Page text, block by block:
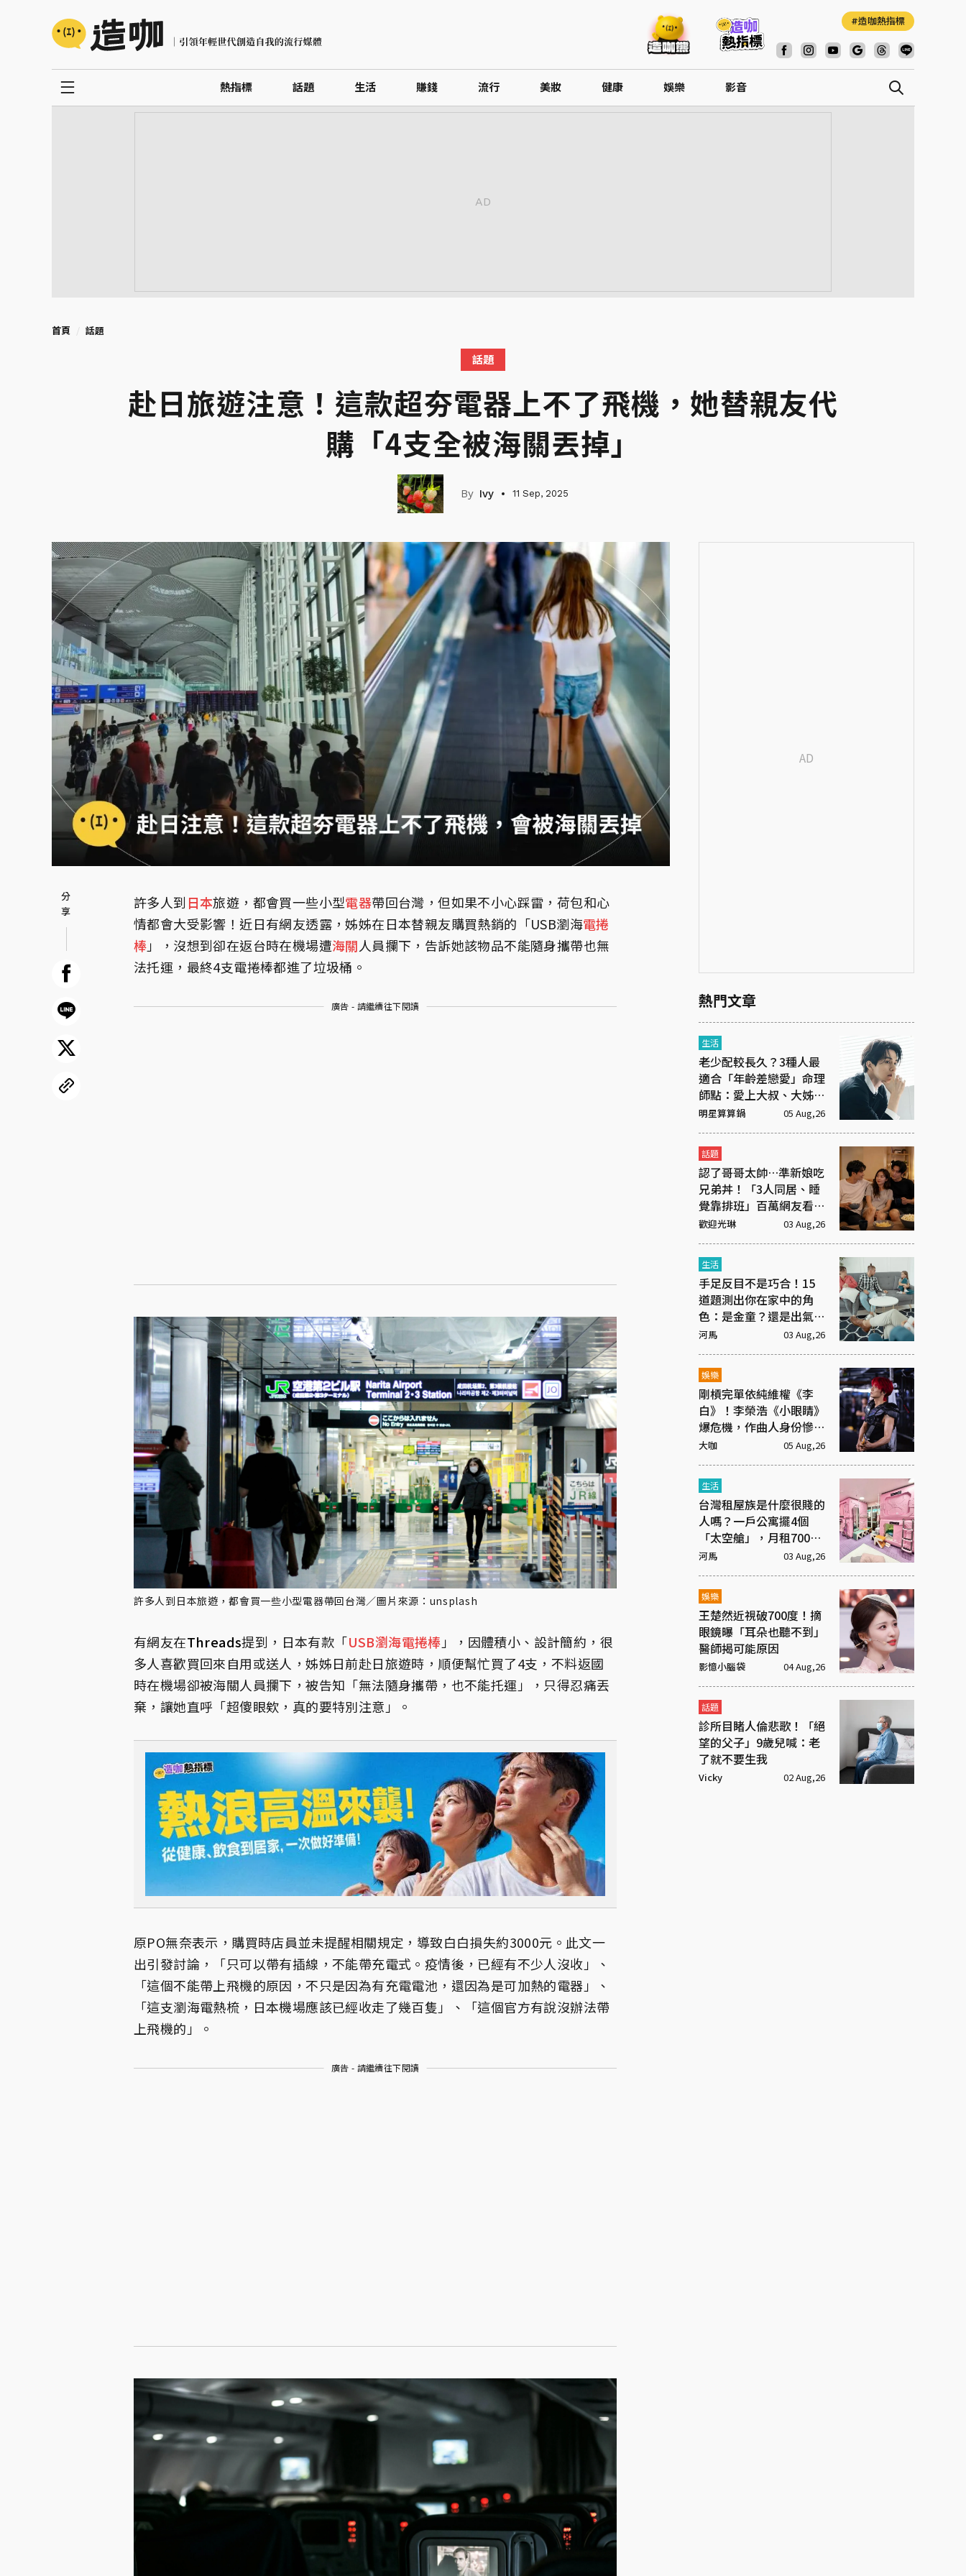
造咖熱指標
熱指標 話題 生活 賺錢 流行 美妝 健康 娛樂 影音
首頁 話題
話題
赴日旅遊注意！這款超夯電器上不了飛機，她替親友代
購「4支全被海關丟掉」
Ivy 11 Sep, 2025
許多人到 日本旅遊，都會買一些小型電器帶回台灣，但如果不小心踩雷，荷包和心
情都會大受影響！近日有網友透露，姊姊在日本替親友購買熱銷的「USB瀏海電捲
棒」，沒想到卻在返台時在機場遭海關人員攔下，告訴她該物品不能隨身攜帶也無
法托運，最終4支電捲棒都進了垃圾桶。
廣告 - 請繼續往下閱讀
許多人到日本旅遊，都會買一些小型電器帶回台灣／圖片來源：unsplash
有網友在Threads提到，日本有款「USB瀏海電捲棒 」，因體積小、設計簡約，很
多人喜歡買回來自用或送人，姊姊日前赴日旅遊時，順便幫忙買了4支，不料返國
時在機場卻被海關人員攔下，被告知「無法隨身攜帶，也不能托運」，只得忍痛丟
棄，讓她直呼「超傻眼欸，真的要特別注意」。
原PO無奈表示，購買時店員並未提醒相關規定，導致白白損失約3000元。此文一
出引發討論，「只可以帶有插線，不能帶充電式。疫情後，已經有不少人沒收」、
「這個不能帶上飛機的原因，不只是因為有充電電池，還因為是可加熱的電器」、
「這支瀏海電熱梳，日本機場應該已經收走了幾百隻」、「這個官方有說沒辦法帶
上飛機的」。
廣告 - 請繼續往下閱讀
熱門文章
生活
老少配較長久？3種人最
適合「年齡差戀愛」命理
師點：愛上大叔、大姊有
原因
明星算算鍋 05 Aug,26
話題
認了哥哥太帥…準新娘吃
兄弟丼！「3人同居、睡
覺靠排班」百萬網友看傻
眼
歡迎光琳 03 Aug,26
生活
手足反目不是巧合！15
道題測出你在家中的角
色：是金童？還是出氣
筒？
河馬 03 Aug,26
娛樂
剛槓完單依純維權《李
白》！李榮浩《小眼睛》
爆危機，作曲人身份慘遭
抹去
大咖 05 Aug,26
生活
台灣租屋族是什麼很賤的
人嗎？一戶公寓擺4個
「太空艙」，月租7000
元
河馬 03 Aug,26
娛樂
王楚然近視破700度！摘
眼鏡曝「耳朵也聽不到」
醫師揭可能原因
影憶小腦袋 04 Aug,26
話題
診所目睹人倫悲歌！「絕
望的父子」9歲兒喊：老
了就不要生我
Vicky 02 Aug,26